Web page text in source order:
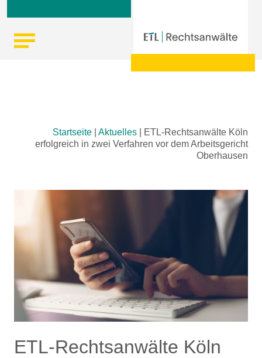
Startseite Aktuelles
ETL-Rechtsanwälte Köln
erfolgreich in zwei Verfahren vor dem Arbeitsgericht
Oberhausen
ETL-Rechtsanwälte Köln